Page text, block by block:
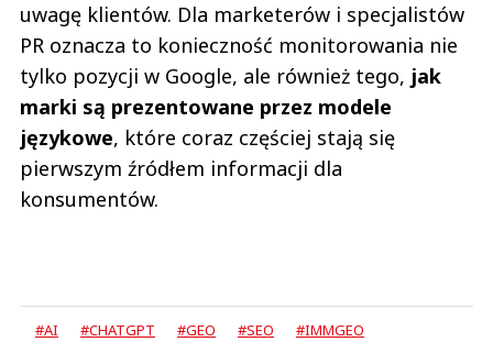
uwagę klientów. Dla marketerów i specjalistów
PR oznacza to konieczność monitorowania nie
tylko pozycji w Google, ale również tego, jak
marki są prezentowane przez modele
językowe, które coraz częściej stają się
pierwszym źródłem informacji dla
konsumentów.
#AI #CHATGPT #GEO #SEO
#IMMGEO